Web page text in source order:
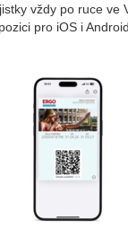
vždy po ruce ve
pro iOS i Android.